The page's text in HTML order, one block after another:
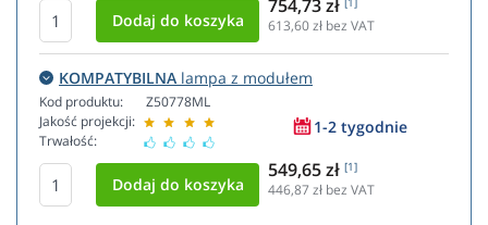
754,73 zł
613,60zł bez VAT
KOMPATYBILNA lampa z modułem
Kod produktu:
Jakość projekcji:
Trwałość:
Z50778ML
1-2 tygodnie
549,65 zł [1]
446,87 zł bez VAT